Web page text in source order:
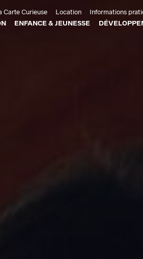
Carte Curieuse Location
Informations
ENFANCE & JEUNESSE